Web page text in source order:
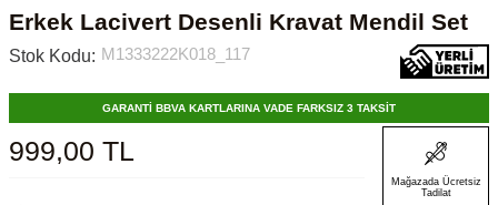
Erkek Lacivert Desenli Kravat Mendil Set
Stok Kodu: M1333222K018_117
GARANTİ BBVA KARTLARINA VADE FARKSIZ 3 TAKSİT
999,00 TL
Mağazada Ücretsiz
Tadilat